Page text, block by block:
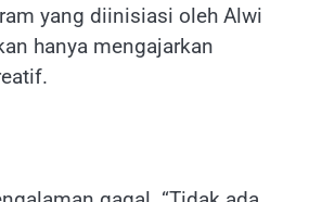
yang diinisiasi oleh Alwi
hanya mengajarkan